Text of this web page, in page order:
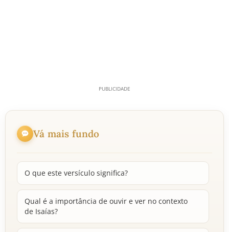
Vá mais fundo
O que este versículo significa?
Qual é a importância de ouvir e ver no contexto
de Isaías?